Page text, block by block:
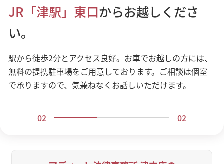
アディーレ法律事務所 津支店 へ
当事務所は皆さまにとって「身近な」法律事務所を目指
ぜひお気軽にご相談ください。
JR「津駅」東口からお越しくださ
い。
駅から徒歩2分とアクセス良好。お車でお越しの方には、
無料の提携駐車場をご用意しております。ご相談は個室
で承りますので、気兼ねなくお話しいただけます。
02 02